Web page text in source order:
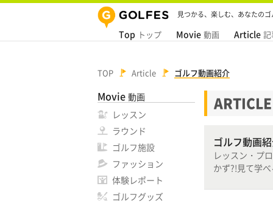
見つかる、楽しむ、あなたの
Top トップ Movie 動画 Article
TOP Article ゴルフ動画紹介
Movie 動画
レッスン
ラウンド
ゴルフ施設
ファッション
体験レポート
ゴルフグッズ
ARTICLE
ゴルフ動画
レッスン・プ
かず?!見て学